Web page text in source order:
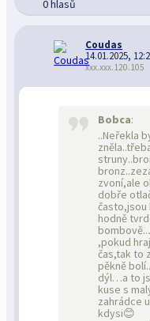
0 hlasů
Coudas
14.01.2025,
xxx.xxx.120.105
Bobca:
..Neřekla
zvoní,ale
dobře
často,jsou
hodně
,pokud
čas,tak to
pěkně
dýl…a to
kuse s
zahrádce
kdysi😊